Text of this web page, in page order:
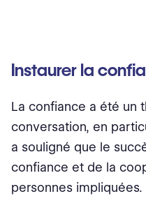
Instaurer la
La confiance a été un
conversation, en
a souligné que le
confiance et de la
personnes impliquées.